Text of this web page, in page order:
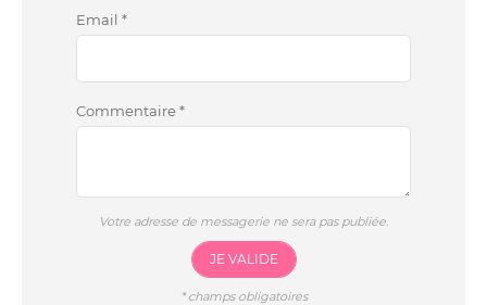
Email *
Commentaire*
Votre adresse de messagerie ne sera pas publiée.
JE VALIDE
*champs obligatoires